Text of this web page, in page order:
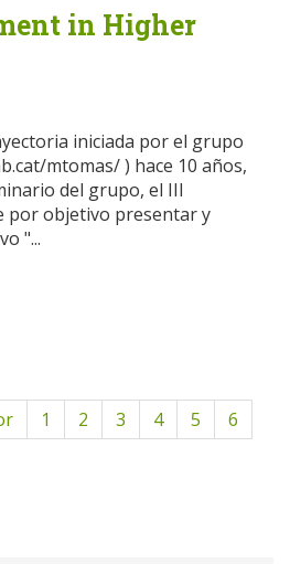
in Higher
iniciada por el grupo
mtomas/ ) hace 10 años,
del grupo, el III
por objetivo presentar y
"...
1 2 3 4 5
6